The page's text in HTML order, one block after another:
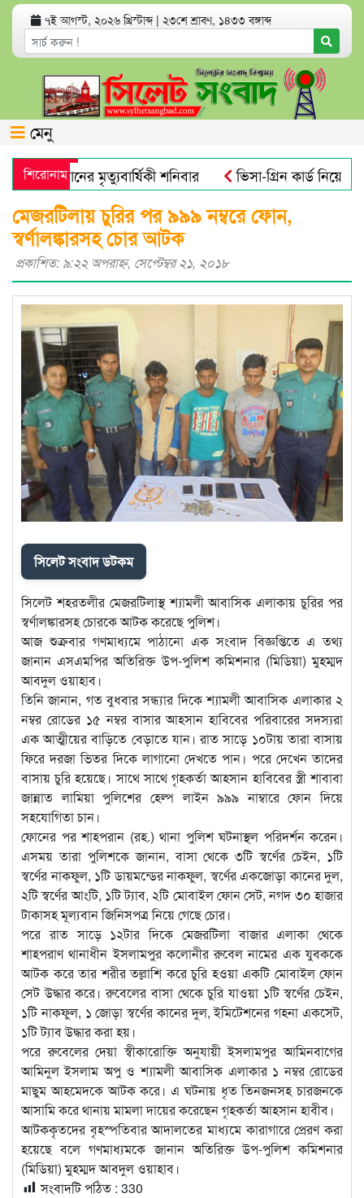
৭ই আগস্ট, ২০২৬ খ্রিস্টাব্দ | ২৩শে শ্রাবণ, ১৪৩৩ বঙ্গাব্দ
মেনু
শিরোনাম
আলী খানের মৃত্যুবার্ষিকী শনিবার
ভিসা-গ্রিন কার্ড নিয়ে
: গবেষণা
মেজরটিলায় চুরির পর ৯৯৯ নম্বরে ফোন,
স্বর্ণালঙ্কারসহ চোর আটক
প্রকাশিত: ৯:২২ অপরাহ্ণ, সেপ্টেম্বর ২১, ২০১৮
সিলেট সংবাদ ডটকম
সিলেট শহরতলীর মেজরটিলাস্থ শ্যামলী আবাসিক এলাকায় চুরির পর
স্বর্ণালঙ্কারসহ চোরকে আটক করেছে পুলিশ।
আজ শুক্রবার গণমাধ্যমে পাঠানো এক সংবাদ বিজ্ঞপ্তিতে এ তথ্য
জানান এসএমপির অতিরিক্ত উপ-পুলিশ কমিশনার (মিডিয়া) মুহম্মদ
আবদুল ওয়াহাব।
তিনি জানান, গত বুধবার সন্ধ্যার দিকে শ্যামলী আবাসিক এলাকার ২
নম্বর রোডের ১৫ নম্বর বাসার আহসান হাবিবের পরিবারের সদস্যরা
এক আত্মীয়ের বাড়িতে বেড়াতে যান। রাত সাড়ে ১০টায় তারা বাসায়
ফিরে দরজা ভিতর দিকে লাগানো দেখতে পান। পরে দেখেন তাদের
বাসায় চুরি হয়েছে। সাথে সাথে গৃহকর্তা আহসান হাবিবের স্ত্রী শাবাবা
জান্নাত লামিয়া পুলিশের হেল্প লাইন ৯৯৯ নাম্বারে ফোন দিয়ে
সহযোগিতা চান।
ফোনের পর শাহপরান (রহ.) থানা পুলিশ ঘটনাস্থল পরিদর্শন করেন।
এসময় তারা পুলিশকে জানান, বাসা থেকে ৩টি স্বর্ণের চেইন, ১টি
স্বর্ণের নাকফুল, ১টি ডায়মন্ডের নাকফুল, স্বর্ণের একজোড়া কানের দুল,
২টি স্বর্ণের আংটি, ১টি ট্যাব, ২টি মোবাইল ফোন সেট, নগদ ৩০ হাজার
টাকাসহ মূল্যবান জিনিসপত্র নিয়ে গেছে চোর।
পরে রাত সাড়ে ১২টার দিকে মেজরটিলা বাজার এলাকা থেকে
শাহপরাণ থানাধীন ইসলামপুর কলোনীর রুবেল নামের এক যুবককে
আটক করে তার শরীর তল্লাশি করে চুরি হওয়া একটি মোবাইল ফোন
সেট উদ্ধার করে। রুবেলের বাসা থেকে চুরি যাওয়া ১টি স্বর্ণের চেইন,
১টি নাকফুল, ১ জোড়া স্বর্ণের কানের দুল, ইমিটেশনের গহনা একসেট,
১টি ট্যাব উদ্ধার করা হয়।
পরে রুবেলের দেয়া স্বীকারোক্তি অনুযায়ী ইসলামপুর আমিনবাগের
আমিনুল ইসলাম অপু ও শ্যামলী আবাসিক এলাকার ১ নম্বর রোডের
মাছুম আহমেদকে আটক করে। এ ঘটনায় ধৃত তিনজনসহ চারজনকে
আসামি করে থানায় মামলা দায়ের করেছেন গৃহকর্তা আহসান হাবীব।
আটককৃতদের বৃহস্পতিবার আদালতের মাধ্যমে কারাগারে প্রেরণ করা
হয়েছে বলে গণমাধ্যমকে জানান অতিরিক্ত উপ-পুলিশ কমিশনার
(মিডিয়া) মুহম্মদ আবদুল ওয়াহাব।
সংবাদটি পঠিত : 330